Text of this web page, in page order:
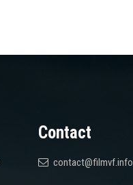
Contact
contact@filmvf.info